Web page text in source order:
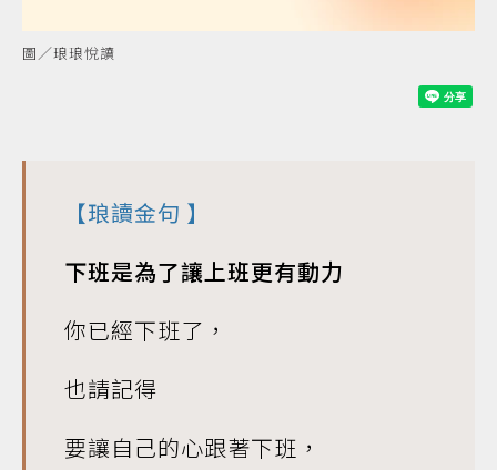
圖／琅琅悅讀
【琅讀金句 】
下班是為了讓上班更有動力
你已經下班了，
也請記得
要讓自己的心跟著下班，